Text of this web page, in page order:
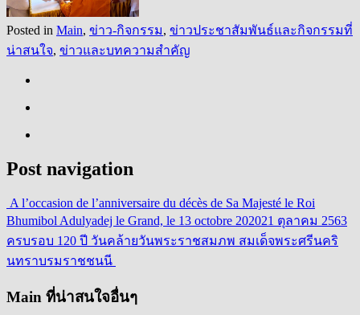
Posted in Main, ข่าว-กิจกรรม, ข่าวประชาสัมพันธ์และกิจกรรมที่
น่าสนใจ, ข่าวและบทความสำคัญ
Post navigation
A l’occasion de l’anniversaire du décès de Sa Majesté le Roi
Bhumibol Adulyadej le Grand, le 13 octobre 202021 ตุลาคม 2563
ครบรอบ 120 ปี วันคล้ายวันพระราชสมภพ สมเด็จพระศรีนคริ
นทราบรมราชชนนี
Main ที่น่าสนใจอื่นๆ